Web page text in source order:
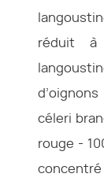
réduit
céleri
rouge -